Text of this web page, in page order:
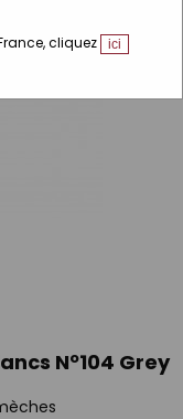
cliquez ici
Nº104 Grey